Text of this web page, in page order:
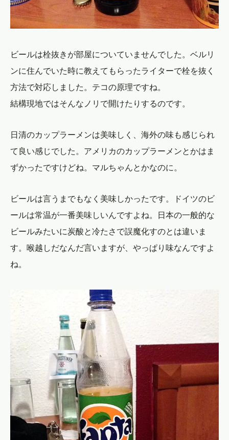
ビールは栓抜きが部屋についていませんでした。ベルリ
ンに住んでいた時に教えてもらったライターで栓を抜く
方法で対応しました。テコの原理ですね。
結構現地ではそんなノリで開けたりするのです。
日清のカップラーメンは美味しく、海外の味も感じられ
て良い感じでした。アメリカのカップラーメンとかはま
ずかったですけどね。マルちゃんとかなのに。
ビールは言うまでもなく美味しかったです。ドイツのビ
ールは常温が一番美味しいんですよね。日本の一般的な
ビールみたいに炭酸と冷たさで誤魔化すのとは違いま
す。喉越しだなんだ言いますが、やっぱり味なんですよ
ね。